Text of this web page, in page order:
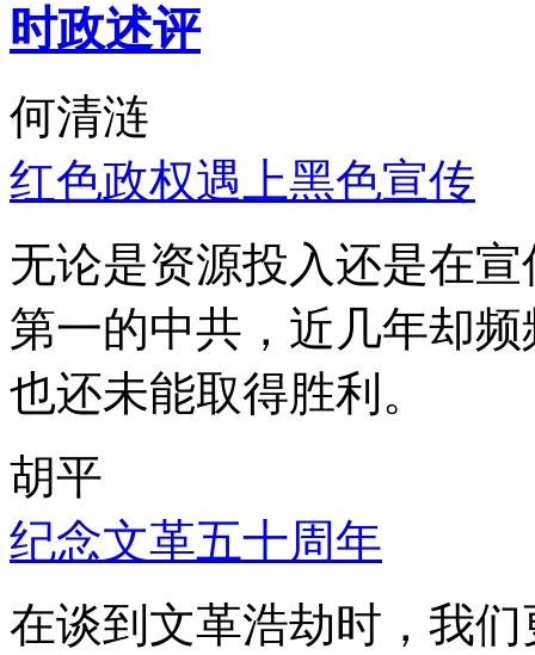
时政述评
何清涟
红色政权遇上黑色宣传
无论是资源投入还是在
第一的中共，近几年却
也还未能取得胜利。
胡平
纪念文革五十周年
在谈到文革浩劫时，我